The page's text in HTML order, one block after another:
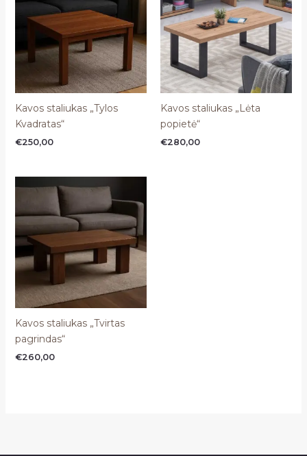
Kavos staliukas „Tylos
Kvadratas“
€250,00
Kavos staliukas „Lėta
popietė“
€280,00
Kavos staliukas „Tvirtas
pagrindas“
€260,00